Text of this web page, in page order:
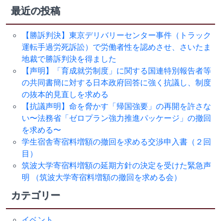
索:
最近の投稿
【勝訴判決】東京デリバリーセンター事件（トラック
運転手過労死訴訟）で労働者性を認めさせ、さいたま
地裁で勝訴判決を得ました
【声明】「育成就労制度」に関する国連特別報告者等
の共同書簡に対する日本政府回答に強く抗議し、制度
の抜本的見直しを求める
【抗議声明】命を脅かす「帰国強要」の再開を許さな
い〜法務省「ゼロプラン強力推進パッケージ」の撤回
を求める〜
学生宿舎寄宿料増額の撤回を求める交渉申入書（２回
目）
筑波大学寄宿料増額の延期方針の決定を受けた緊急声
明 （筑波大学寄宿料増額の撤回を求める会）
カテゴリー